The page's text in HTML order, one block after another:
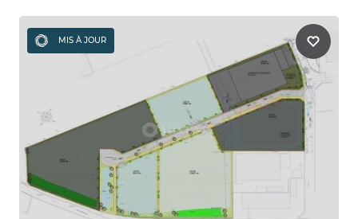
MIS À JOUR